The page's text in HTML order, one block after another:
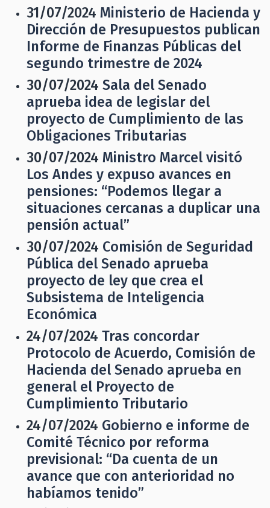
31/07/2024 Ministerio de Hacienda y
Dirección de Presupuestos publican
Informe de Finanzas Públicas del
segundo trimestre de 2024
30/07/2024 Sala del Senado
aprueba idea de legislar del
proyecto de Cumplimiento de las
Obligaciones Tributarias
30/07/2024 Ministro Marcel visitó
Los Andes y expuso avances en
pensiones: “Podemos llegar a
situaciones cercanas a duplicar una
pensión actual”
30/07/2024 Comisión de Seguridad
Pública del Senado aprueba
proyecto de ley que crea el
Subsistema de Inteligencia
Económica
24/07/2024 Tras concordar
Protocolo de Acuerdo, Comisión de
Hacienda del Senado aprueba en
general el Proyecto de
Cumplimiento Tributario
24/07/2024 Gobierno e informe de
Comité Técnico por reforma
previsional: “Da cuenta de un
avance que con anterioridad no
habíamos tenido”